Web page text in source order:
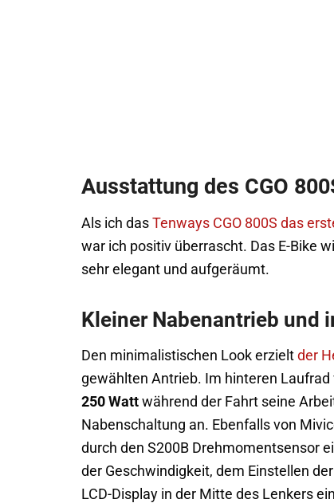
Ausstattung des CGO
Als ich das Tenways CGO 800S das
war ich positiv überrascht. Das E-Bike
sehr elegant und aufgeräumt.
Kleiner Nabenantrieb und
Den minimalistischen Look erzielt der
gewählten Antrieb. Im hinteren
250 Watt während der Fahrt seine
Nabenschaltung an. Ebenfalls von
durch den S200B Drehmomentsensor
der Geschwindigkeit, dem Einstellen
LCD-Display in der Mitte des Lenkers